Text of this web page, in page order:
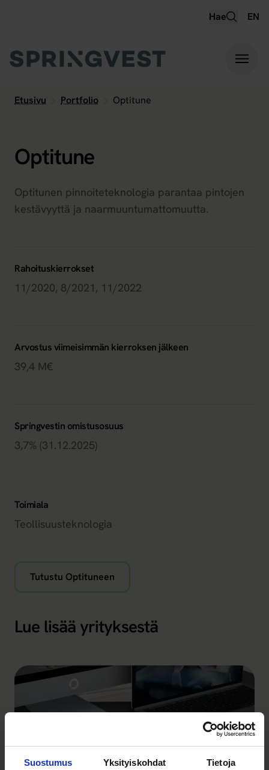
Suostumus Yksityiskohdat Tietoja
Hae EN
Etusivu Portfolio Optitune
Optitune
Optitunen pinnoiteteknologia parantaa pintojen
kestävyyttä ja naarmuuntumattomuutta.
Rahoituskierrokset
11/2020, 8/2021, 11/2022
Arvostus viimeisimmän kierroksen jälkeen
39,4 M€
Springvestin omistusosuus
3,7% (31.12.2025)
Toimiala
Teollisuusteknologia
Tutustu Optituneen
Lue lisää yrityksestä